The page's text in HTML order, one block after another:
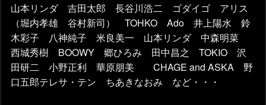
山本リンダ 吉田太郎 長谷川浩二 ゴダイゴ アリス
（堀内孝雄 谷村新司） TOHKO Ado 井上陽水 鈴
木彩子 八神純子 米良美一 山本リンダ 中森明菜
西城秀樹 BOOWY 郷ひろみ 田中昌之 TOKIO 沢
田研二 小野正利 華原朋美 CHAGE and ASKA 野
口五郎テレサ・テン ちあきなおみ など・・・